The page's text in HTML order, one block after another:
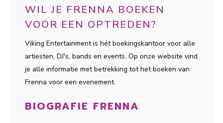
WIL JE FRENNA BOEKEN
VOOR EEN OPTREDEN?
Viking Entertainment is hét boekingskantoor voor alle
artiesten, DJ's, bands en events. Op onze website vind
je alle informatie met betrekking tot het boeken van
Frenna voor een evenement.
BIOGRAFIE FRENNA